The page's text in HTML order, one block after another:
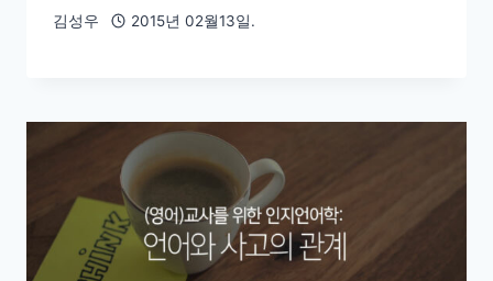
김성우 2015년 02월13일.